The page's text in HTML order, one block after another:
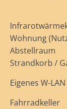
Wohnung
Abstellraum
Strandkorb /
Eigenes W-
Fahrradkeller